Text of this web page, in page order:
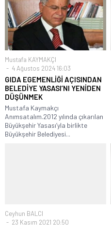
Mustafa KAYMAKÇI
4 Ağustos 2024 16:03
GIDA EGEMENLİĞİ AÇISINDAN
BELEDİYE YASASI’NI YENİDEN
DÜŞÜNMEK
Mustafa Kaymakçı
Anımsatalım.2012 yılında çıkarılan
Büyükşehir Yasası’yla birlikte
Büyükşehir Belediyesi...
Ceyhun BALCI
23 Kasım 2021 20:50